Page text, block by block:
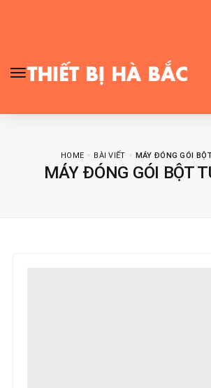
HOME BÀI VIẾT MÁY ĐÓNG GÓI
MÁY ĐÓNG GÓI BỘT